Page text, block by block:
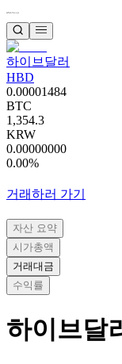
하이브달러
HBD
0.00001484
BTC
1,354.3
KRW
0.00000000
0.00%
거래하러 가기
자산 요약
시가총액
거래대금
수익률
하이브달